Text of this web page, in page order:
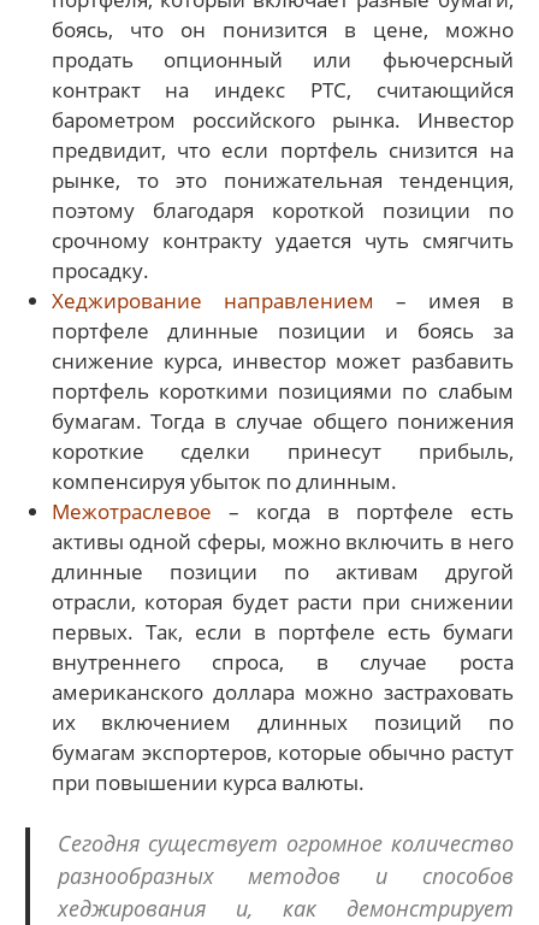
боясь, что он понизится в цене, можно
продать опционный или фьючерсный
контракт на индекс РТС, считающийся
барометром российского рынка. Инвестор
предвидит, что если портфель снизится на
рынке, то это понижательная тенденция,
поэтому благодаря короткой позиции по
срочному контракту удается чуть смягчить
просадку.
Хеджирование направлением – имея в
портфеле длинные позиции и боясь за
снижение курса, инвестор может разбавить
портфель короткими позициями по слабым
бумагам. Тогда в случае общего понижения
короткие сделки принесут прибыль,
компенсируя убыток по длинным.
Межотраслевое – когда в портфеле есть
активы одной сферы, можно включить в него
длинные позиции по активам другой
отрасли, которая будет расти при снижении
первых. Так, если в портфеле есть бумаги
внутреннего спроса, в случае роста
американского доллара можно застраховать
их включением длинных позиций по
бумагам экспортеров, которые обычно растут
при повышении курса валюты.
Сегодня существует огромное количество
разнообразных методов и способов
хеджирования и, как демонстрирует